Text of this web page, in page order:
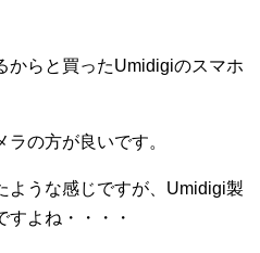
からと買ったUmidigiのスマホ
の方が良いです。
ような感じですが、Umidigi製
よね・・・・